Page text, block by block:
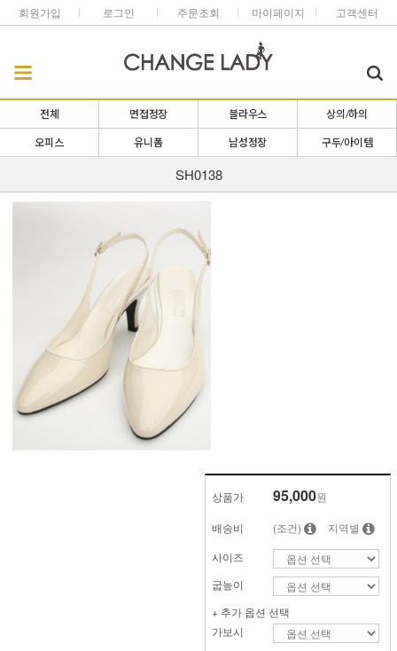
회원가입 로그인 주문조회 마이페이지 고객센터
전체 면접정장 블라우스 상의/하의
오피스 유니폼 남성정장 구두/아이템
SH0138
상품가 95,000원
배송비 (조건)
지역별
사이즈
굽높이
+ 추가 옵션 선택
가보시